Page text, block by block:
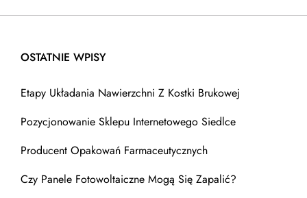
OSTATNIE WPISY
Etapy Układania Nawierzchni Z Kostki Brukowej
Pozycjonowanie Sklepu Internetowego Siedlce
Producent Opakowań Farmaceutycznych
Czy Panele Fotowoltaiczne Mogą Się Zapalić?